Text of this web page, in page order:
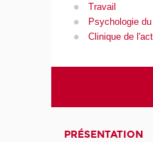
Travail
Psychologie du
Clinique de
PRÉSENTATION